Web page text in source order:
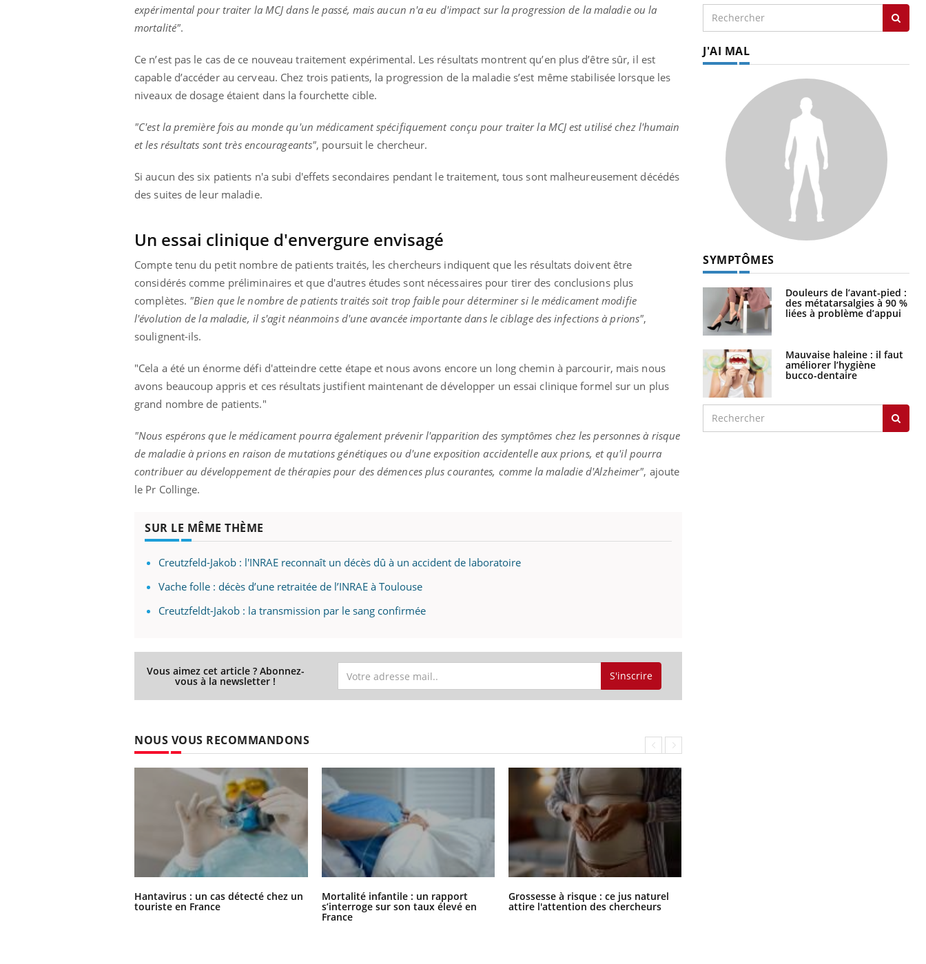
expérimental pour traiter la MCJ dans le passé, mais aucun n'a eu d'impact sur la progression de la maladie ou la
mortalité".
Ce n’est pas le cas de ce nouveau traitement expérimental. Les résultats montrent qu’en plus d’être sûr, il est
capable d’accéder au cerveau. Chez trois patients, la progression de la maladie s’est même stabilisée lorsque les
niveaux de dosage étaient dans la fourchette cible.
"C'est la première fois au monde qu'un médicament spécifiquement conçu pour traiter la MCJ est utilisé chez l'humain
et les résultats sont très encourageants", poursuit le chercheur.
Si aucun des six patients n'a subi d'effets secondaires pendant le traitement, tous sont malheureusement décédés
des suites de leur maladie.
Un essai clinique d'envergure envisagé
Compte tenu du petit nombre de patients traités, les chercheurs indiquent que les résultats doivent être
considérés comme préliminaires et que d'autres études sont nécessaires pour tirer des conclusions plus
complètes. "Bien que le nombre de patients traités soit trop faible pour déterminer si le médicament modifie
l'évolution de la maladie, il s'agit néanmoins d'une avancée importante dans le ciblage des infections à prions",
soulignent-ils.
"Cela a été un énorme défi d'atteindre cette étape et nous avons encore un long chemin à parcourir, mais nous
avons beaucoup appris et ces résultats justifient maintenant de développer un essai clinique formel sur un plus
grand nombre de patients."
"Nous espérons que le médicament pourra également prévenir l'apparition des symptômes chez les personnes à risque
de maladie à prions en raison de mutations génétiques ou d'une exposition accidentelle aux prions, et qu'il pourra
contribuer au développement de thérapies pour des démences plus courantes, comme la maladie d'Alzheimer", ajoute
le Pr Collinge.
SUR LE MÊME THÈME
Creutzfeld-Jakob : l'INRAE reconnaît un décès dû à un accident de laboratoire
Vache folle : décès d’une retraitée de l’INRAE à Toulouse
Creutzfeldt-Jakob : la transmission par le sang confirmée
Vous aimez cet article ? Abonnez-
vous à la newsletter ! S'inscrire
NOUS VOUS RECOMMANDONS
Hantavirus : un cas détecté chez un
touriste en France
Mortalité infantile : un rapport
s’interroge sur son taux élevé en
France
Grossesse à risque : ce jus naturel
attire l'attention des chercheurs
J'AI MAL
SYMPTÔMES
Douleurs de l’avant-pied :
des métatarsalgies à 90 %
liées à problème d’appui
Mauvaise haleine : il faut
améliorer l’hygiène
bucco-dentaire